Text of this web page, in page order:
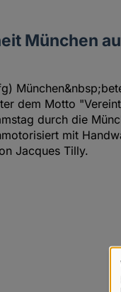
München
dem Motto
durch die
mit
Jacques Tilly.